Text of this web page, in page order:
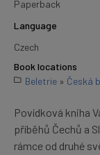
Paperback
Language
Czech
Book locations
Beletrie » Česká
Povídková kniha
příběhů Čechů a
rámce od druhé